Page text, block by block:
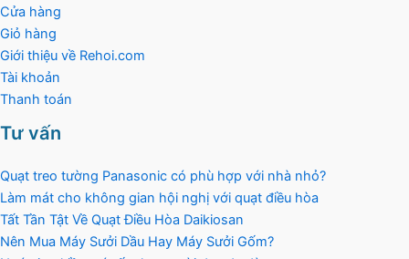
Cửa hàng
Giỏ hàng
Giới thiệu về Rehoi.com
Tài khoản
Thanh toán
Tư vấn
Quạt treo tường Panasonic có phù hợp với nhà nhỏ?
Làm mát cho không gian hội nghị với quạt điều hòa
Tất Tần Tật Về Quạt Điều Hòa Daikiosan
Nên Mua Máy Sưởi Dầu Hay Máy Sưởi Gốm?